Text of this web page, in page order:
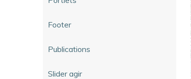
Footer
Publications
Slider agir